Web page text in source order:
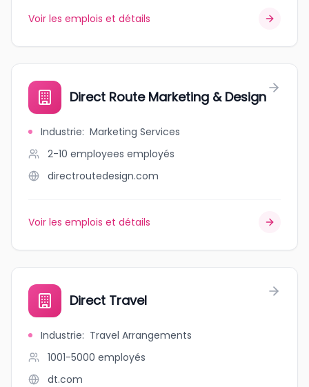
Voir les emplois et détails
Direct Route Marketing & Design
Industrie: Marketing Services
2-10 employees employés
directroutedesign.com
Voir les emplois et détails
Direct Travel
Industrie: Travel Arrangements
1001-5000 employés
dt.com